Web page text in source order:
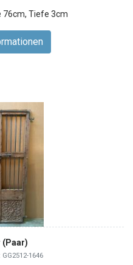
76cm, Tiefe 3cm
(Paar)
1646